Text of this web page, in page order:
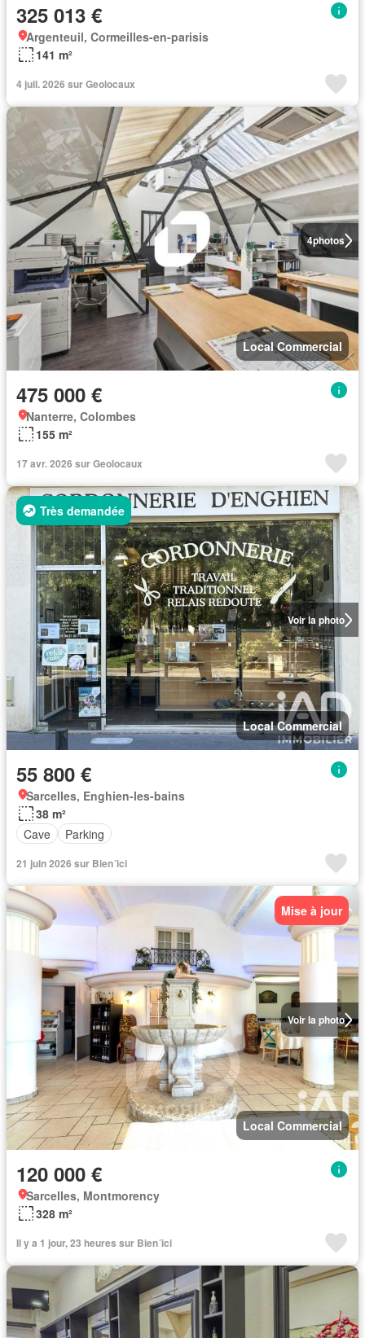
325 013 €
Argenteuil, Cormeilles-en-parisis
141 m²
4 juil. 2026 sur Geolocaux
4photos
Local Commercial
475 000 €
Nanterre, Colombes
155 m²
17 avr. 2026 sur Geolocaux
Voir la photo
Très demandée
Local Commercial
55 800 €
Sarcelles, Enghien-les-bains
38 m²
Cave
Parking
21 juin 2026 sur Bien´ici
Voir la photo
Mise à jour
Local Commercial
120 000 €
Sarcelles, Montmorency
328 m²
Il y a 1 jour, 23 heures sur Bien´ici